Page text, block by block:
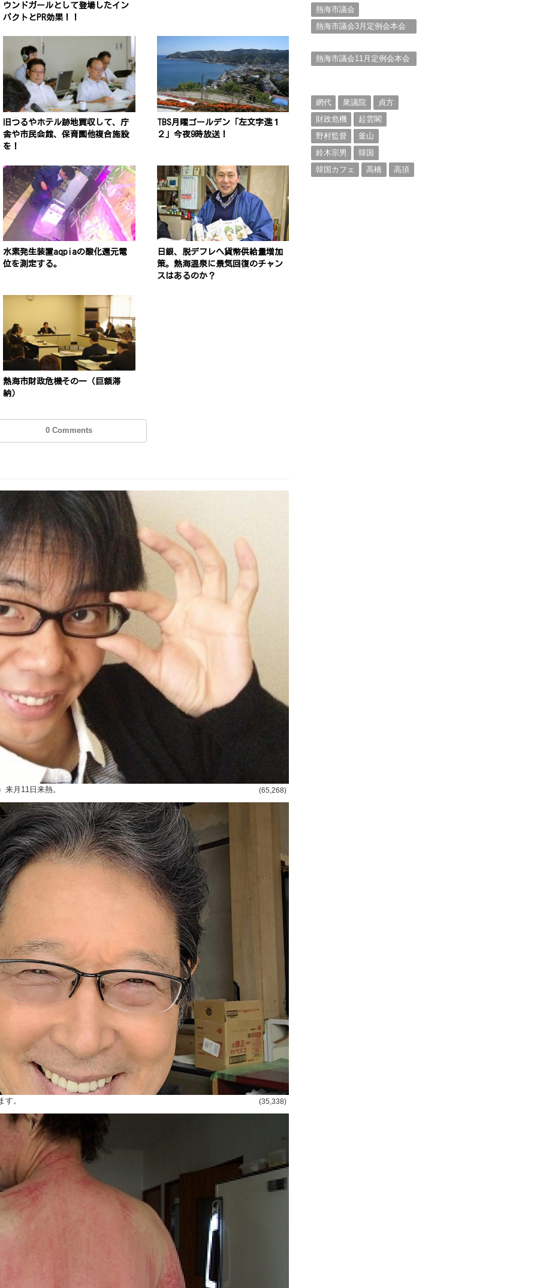
ウンドガールとして登場したイン
パクトとPR効果！！
旧つるやホテル跡地買収して、庁
舎や市民会館、保育園他複合施設
を！
TBS月曜ゴールデン「左文字進１
２」今夜9時放送！
水素発生装置aqpiaの酸化還元電
位を測定する。
日銀、脱デフレへ貨幣供給量増加
策。熱海温泉に景気回復のチャン
スはあるのか？
熱海市財政危機その一（巨額滞
納）
0 Comments
月11日来熱。 (65,268)
。 (35,338)
熱海市議会
熱海市議会3月定例会本会
熱海市議会11月定例会本会
網代
衆議院
貞方
財政危機
起雲閣
野村監督
釜山
鈴木宗男
韓国
韓国カフェ
高橋 高須